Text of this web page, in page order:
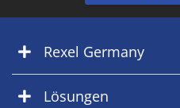
Rexel Germany
Lösungen